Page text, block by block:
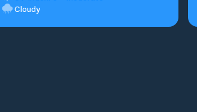
Cloudy